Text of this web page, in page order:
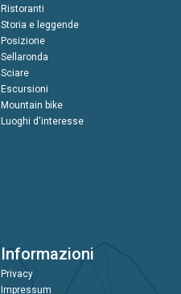
Ristoranti
Storia e leggende
Posizione
Sellaronda
Sciare
Escursioni
Mountain bike
Luoghi d'interesse
Informazioni
Privacy
Impressum